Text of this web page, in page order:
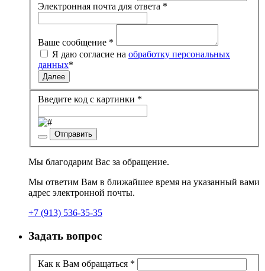
Электронная почта для ответа *
Ваше сообщение *
Я даю согласие на обработку персональных
данных*
Далее
Введите код с картинки *
Отправить
Мы благодарим Вас за обращение.
Мы ответим Вам в ближайшее время на указанный вами
адрес электронной почты.
+7 (913) 536-35-35
Задать вопрос
Как к Вам обращаться *